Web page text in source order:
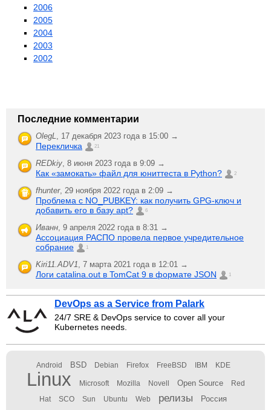
2006
2005
2004
2003
2002
Последние комментарии
OlegL, 17 декабря 2023 года в 15:00 →
Перекличка 21
REDkiy, 8 июня 2023 года в 9:09 →
Как «замокать» файл для юниттеста в Python? 2
fhunter, 29 ноября 2022 года в 2:09 →
Проблема с NO_PUBKEY: как получить GPG-ключ и
добавить его в базу apt?
6
Иванн, 9 апреля 2022 года в 8:31 →
Ассоциация РАСПО провела первое учредительное
собрание
1
Kiri11.ADV1, 7 марта 2021 года в 12:01 →
Логи catalina.out в TomCat 9 в формате JSON 1
DevOps as a Service from Palark
24/7 SRE & DevOps service to cover all your
Kubernetes needs.
Android BSD Debian Firefox FreeBSD IBM KDE
Linux Microsoft Mozilla Novell Open Source Red
Hat SCO Sun Ubuntu Web релизы Россия